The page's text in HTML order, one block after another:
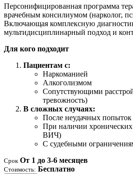
Персонифицированная программа
врачебным консилиумом (нарколог,
Включающая комплексную
мультидисциплинарный подход и
Для кого подходит
Пациентам с:
Наркоманией
Алкоголизмом
Сопутствующими
тревожность)
В сложных случаях:
После неудачных попыток
При наличии хронических
ВИЧ)
С судебными
Срок От 1 до 3-6 месяцев
Стоимость: Бесплатно